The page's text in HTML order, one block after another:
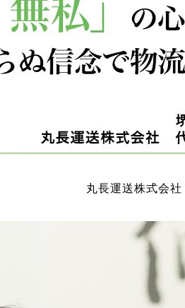
丸長運送株式会